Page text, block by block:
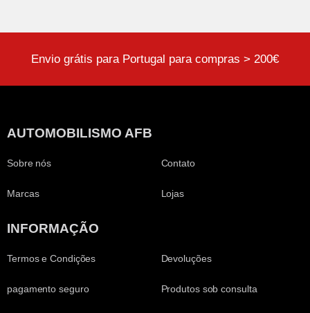
Envio grátis para Portugal para compras > 200€
AUTOMOBILISMO AFB
Sobre nós
Marcas
Contato
Lojas
INFORMAÇÃO
Termos e Condições
pagamento seguro
Devoluções
Produtos sob consulta